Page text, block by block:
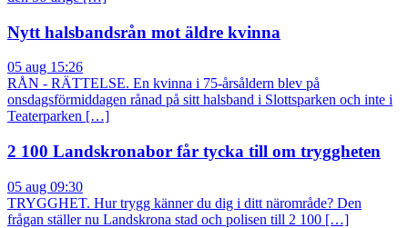
Nytt halsbandsrån mot äldre kvinna
05 aug 15:26
RÅN - RÄTTELSE. En kvinna i 75-årsåldern blev på
onsdagsförmiddagen rånad på sitt halsband i Slottsparken och inte i
Teaterparken […]
2 100 Landskronabor får tycka till om tryggheten
05 aug 09:30
TRYGGHET. Hur trygg känner du dig i ditt närområde? Den
frågan ställer nu Landskrona stad och polisen till 2 100 […]